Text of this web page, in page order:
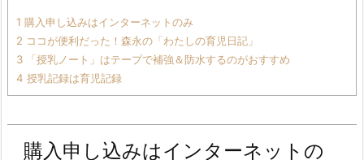
1 購入申し込みはインターネットのみ
2 ココが便利だった！森永の「わたしの育児日記」
3 「授乳ノート」はテープで補強＆防水するのがおすすめ
4 授乳記録は育児記録
購入申し込みはインターネットの